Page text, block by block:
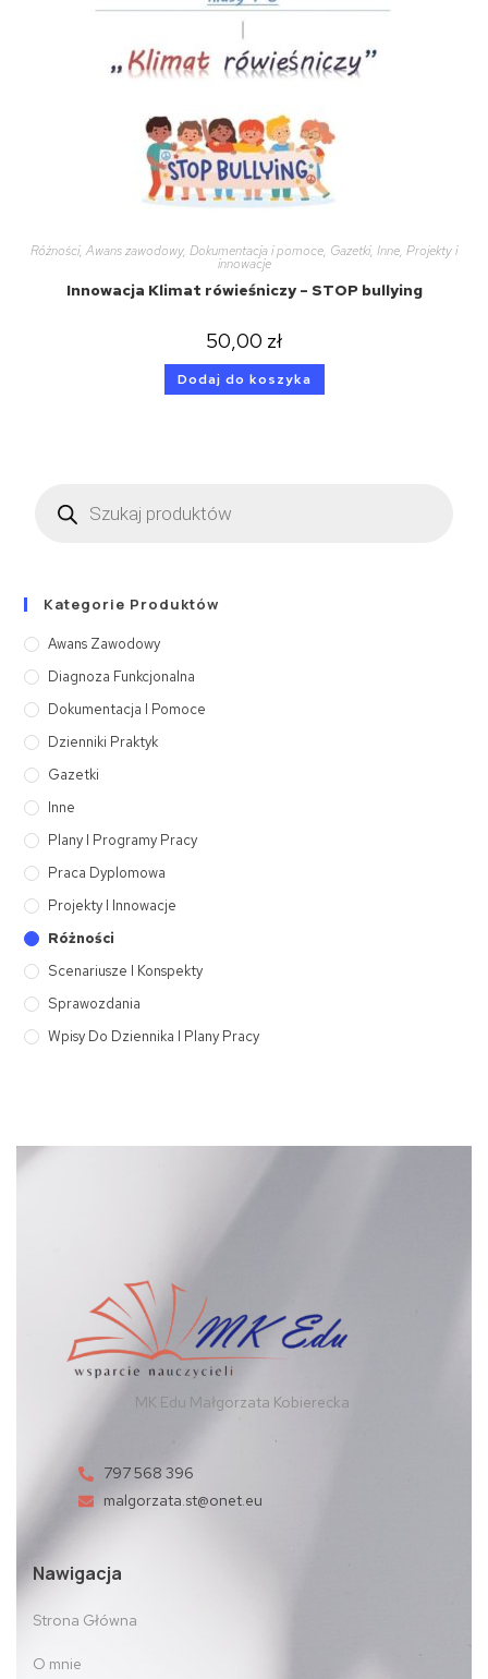
Różności, Awans zawodowy, Dokumentacja i pomoce, Gazetki, Inne, Projekty i
innowacje
Innowacja Klimat rówieśniczy – STOP bullying
50,00 zł
Dodaj do koszyka
Kategorie Produktów
Awans Zawodowy
Diagnoza Funkcjonalna
Dokumentacja I Pomoce
Dzienniki Praktyk
Gazetki
Inne
Plany I Programy Pracy
Praca Dyplomowa
Projekty I Innowacje
Różności
Scenariusze I Konspekty
Sprawozdania
Wpisy Do Dziennika I Plany Pracy
MK Edu Małgorzata Kobierecka
797 568 396
malgorzata.st@onet.eu
Nawigacja
Strona Główna
O mnie